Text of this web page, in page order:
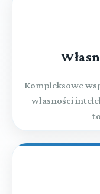
Kompleksowe
własności